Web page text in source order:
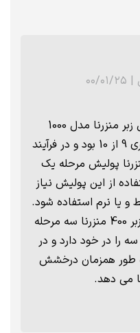
| ۰۰/۰۱/۲۵
با سلام و ادب، پولیش زبر منزرنا مدل 1000
دارای عملکرد لایه برداری 9 از 10 بود و در فرآیند
پولیش مرحله یک
از این پولیش نیاز
یا نرم استفاده شود.
در صورتی که پولیش زبر 400 منزرنا سه مرحله
را در خود دارد و در
به طور همزمان درخشش
می دهد.